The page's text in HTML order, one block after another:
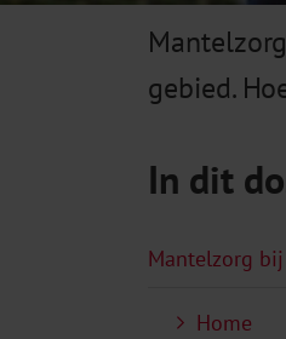
gebied.
In dit
Mantelzorg
Home